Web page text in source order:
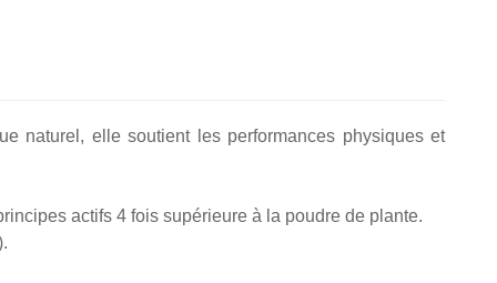
naturel, elle soutient les performances physiques et
actifs 4 fois supérieure à la poudre de plante.